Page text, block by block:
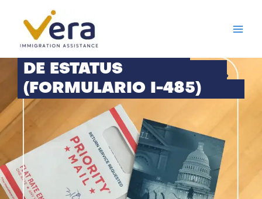
contenido
AJUSTE
DE ESTATUS
(FORMULARIO I-485)